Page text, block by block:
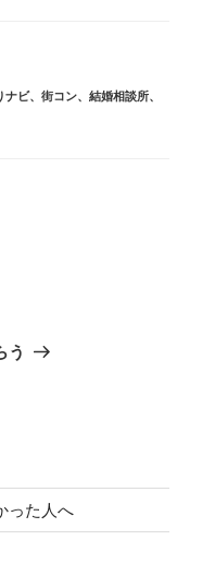
ナビ、 街コン、 結婚相談所、
う
った人へ